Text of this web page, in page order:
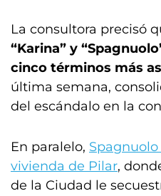
La consultora precisó
“Karina” y
cinco términos más
última semana,
del escándalo en la
En paralelo,
vivienda de Pilar,
de la Ciudad le